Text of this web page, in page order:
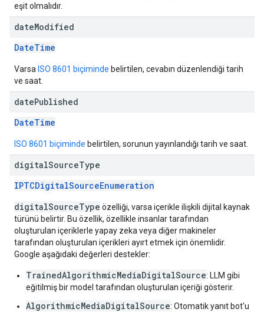
eşit olmalıdır.
dateModified
DateTime
Varsa ISO 8601 biçiminde belirtilen, cevabın düzenlendiği tarih
ve saat.
datePublished
DateTime
ISO 8601 biçiminde belirtilen, sorunun yayınlandığı tarih ve saat.
digitalSourceType
IPTCDigitalSourceEnumeration
digitalSourceType özelliği, varsa içerikle ilişkili dijital kaynak
türünü belirtir. Bu özellik, özellikle insanlar tarafından
oluşturulan içeriklerle yapay zeka veya diğer makineler
tarafından oluşturulan içerikleri ayırt etmek için önemlidir.
Google aşağıdaki değerleri destekler:
TrainedAlgorithmicMediaDigitalSource: LLM gibi
eğitilmiş bir model tarafından oluşturulan içeriği gösterir.
AlgorithmicMediaDigitalSource: Otomatik yanıt bot'u